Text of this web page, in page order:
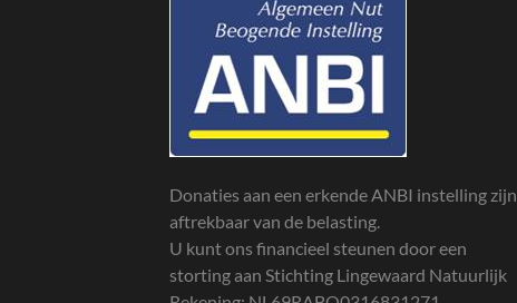
Donaties aan een erkende ANBI instelling zijn
aftrekbaar van de belasting.
U kunt ons financieel steunen door een
storting aan Stichting Lingewaard Natuurlijk